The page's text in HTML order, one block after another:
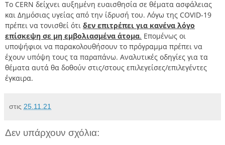
Το CERN δείχνει αυξημένη ευαισθησία σε θέματα ασφάλειας
και Δημόσιας υγείας από την ίδρυσή του. Λόγω της COVID-19
πρέπει να τονισθεί ότι δεν επιτρέπει για κανένα λόγο
επίσκεψη σε μη εμβολιασμένα άτομα. Επομένως οι
υποψήφιοι να παρακολουθήσουν το πρόγραμμα πρέπει να
έχουν υπόψη τους τα παραπάνω. Αναλυτικές οδηγίες για τα
θέματα αυτά θα δοθούν στις/στους επιλεγείσες/επιλεγέντες
έγκαιρα.
στις 25.11.21
Δεν υπάρχουν σχόλια: